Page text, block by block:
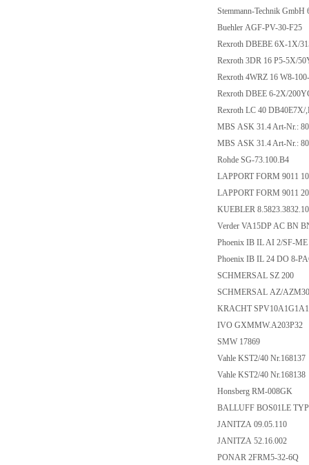
Stemmann-Technik GmbH
Buehler AGF-PV-30-F25
Rexroth DBEBE 6X-1X/
Rexroth 3DR 16 P5-5X/
Rexroth 4WRZ 16 W8-
Rexroth DBEE 6-2X/
Rexroth LC 40 DB40E7X/
MBS ASK 31.4 Art-Nr.:
MBS ASK 31.4 Art-Nr.:
Rohde SG-73.100.B4
LAPPORT FORM 9011
LAPPORT FORM 9011
KUEBLER
Verder VA15DP AC BN
Phoenix IB IL AI 2/SF-ME
Phoenix IB IL 24 DO 8-
SCHMERSAL SZ 200
SCHMERSAL AZ/
KRACHT
IVO GXMMW.A203P32
SMW 17869
Vahle KST2/40 Nr.168137
Vahle KST2/40 Nr.168138
Honsberg RM-008GK
BALLUFF BOS01LE
JANITZA 09.05.110
JANITZA 52.16.002
PONAR 2FRM5-32-6Q